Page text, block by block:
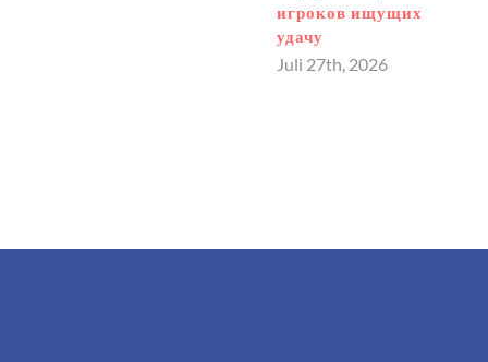
игроков ищущих
удачу
Juli 27th, 2026